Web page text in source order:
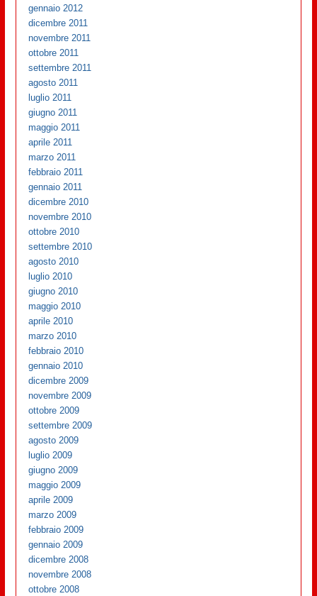
gennaio 2012
dicembre 2011
novembre 2011
ottobre 2011
settembre 2011
agosto 2011
luglio 2011
giugno 2011
maggio 2011
aprile 2011
marzo 2011
febbraio 2011
gennaio 2011
dicembre 2010
novembre 2010
ottobre 2010
settembre 2010
agosto 2010
luglio 2010
giugno 2010
maggio 2010
aprile 2010
marzo 2010
febbraio 2010
gennaio 2010
dicembre 2009
novembre 2009
ottobre 2009
settembre 2009
agosto 2009
luglio 2009
giugno 2009
maggio 2009
aprile 2009
marzo 2009
febbraio 2009
gennaio 2009
dicembre 2008
novembre 2008
ottobre 2008